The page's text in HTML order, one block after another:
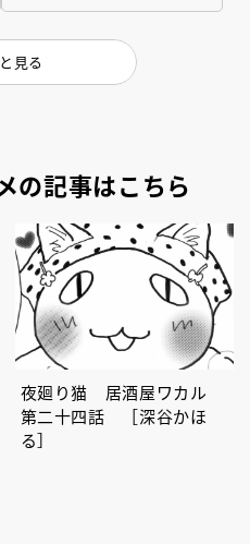
見る
の記事はこちら
夜廻り猫 居酒屋ワカル
第二十四話 ［深谷かほ
る］